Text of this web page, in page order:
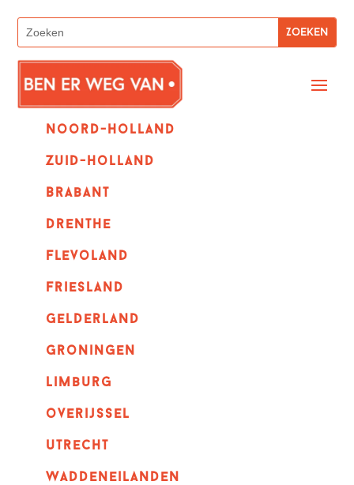
Noord-holland
zuid-holland
Brabant
Drenthe
Flevoland
Friesland
Gelderland
Groningen
Limburg
overijssel
utrecht
Waddeneilanden